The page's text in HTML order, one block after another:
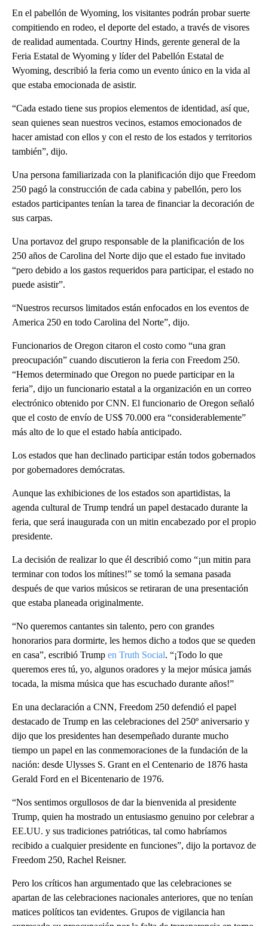
En el pabellón de Wyoming, los visitantes podrán probar suerte
compitiendo en rodeo, el deporte del estado, a través de visores
de realidad aumentada. Courtny Hinds, gerente general de la
Feria Estatal de Wyoming y líder del Pabellón Estatal de
Wyoming, describió la feria como un evento único en la vida al
que estaba emocionada de asistir.
“Cada estado tiene sus propios elementos de identidad, así que,
sean quienes sean nuestros vecinos, estamos emocionados de
hacer amistad con ellos y con el resto de los estados y territorios
también”, dijo.
Una persona familiarizada con la planificación dijo que Freedom
250 pagó la construcción de cada cabina y pabellón, pero los
estados participantes tenían la tarea de financiar la decoración de
sus carpas.
Una portavoz del grupo responsable de la planificación de los
250 años de Carolina del Norte dijo que el estado fue invitado
“pero debido a los gastos requeridos para participar, el estado no
puede asistir”.
“Nuestros recursos limitados están enfocados en los eventos de
America 250 en todo Carolina del Norte”, dijo.
Funcionarios de Oregon citaron el costo como “una gran
preocupación” cuando discutieron la feria con Freedom 250.
“Hemos determinado que Oregon no puede participar en la
feria”, dijo un funcionario estatal a la organización en un correo
electrónico obtenido por CNN. El funcionario de Oregon señaló
que el costo de envío de US$ 70.000 era “considerablemente”
más alto de lo que el estado había anticipado.
Los estados que han declinado participar están todos gobernados
por gobernadores demócratas.
Aunque las exhibiciones de los estados son apartidistas, la
agenda cultural de Trump tendrá un papel destacado durante la
feria, que será inaugurada con un mitin encabezado por el propio
presidente.
La decisión de realizar lo que él describió como “¡un mitin para
terminar con todos los mítines!” se tomó la semana pasada
después de que varios músicos se retiraran de una presentación
que estaba planeada originalmente.
“No queremos cantantes sin talento, pero con grandes
honorarios para dormirte, les hemos dicho a todos que se queden
en casa”, escribió Trump en Truth Social. “¡Todo lo que
queremos eres tú, yo, algunos oradores y la mejor música jamás
tocada, la misma música que has escuchado durante años!”
En una declaración a CNN, Freedom 250 defendió el papel
destacado de Trump en las celebraciones del 250º aniversario y
dijo que los presidentes han desempeñado durante mucho
tiempo un papel en las conmemoraciones de la fundación de la
nación: desde Ulysses S. Grant en el Centenario de 1876 hasta
Gerald Ford en el Bicentenario de 1976.
“Nos sentimos orgullosos de dar la bienvenida al presidente
Trump, quien ha mostrado un entusiasmo genuino por celebrar a
EE.UU. y sus tradiciones patrióticas, tal como habríamos
recibido a cualquier presidente en funciones”, dijo la portavoz de
Freedom 250, Rachel Reisner.
Pero los críticos han argumentado que las celebraciones se
apartan de las celebraciones nacionales anteriores, que no tenían
matices políticos tan evidentes. Grupos de vigilancia han